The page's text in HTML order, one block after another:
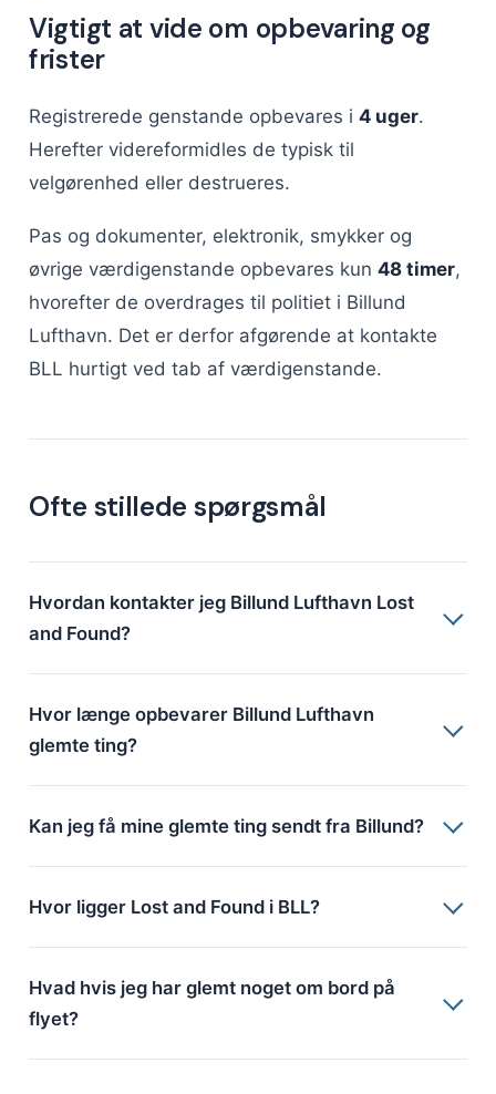
Vigtigt at vide om opbevaring og
frister
Registrerede genstande opbevares i 4 uger.
Herefter videreformidles de typisk til
velgørenhed eller destrueres.
Pas og dokumenter, elektronik, smykker og
øvrige værdigenstande opbevares kun 48 timer,
hvorefter de overdrages til politiet i Billund
Lufthavn. Det er derfor afgørende at kontakte
BLL hurtigt ved tab af værdigenstande.
Ofte stillede spørgsmål
Hvordan kontakter jeg Billund Lufthavn Lost
and Found?
Hvor længe opbevarer Billund Lufthavn
glemte ting?
Kan jeg få mine glemte ting sendt fra Billund?
Hvor ligger Lost and Found i BLL?
Hvad hvis jeg har glemt noget om bord på
flyet?